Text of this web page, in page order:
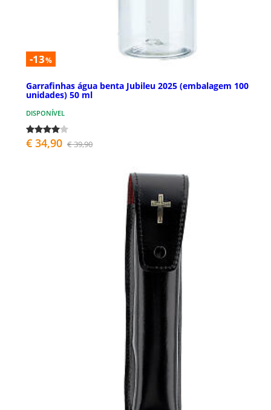
-13%
Garrafinhas água benta Jubileu 2025 (embalagem 100
unidades) 50 ml
DISPONÍVEL
€ 34,90 € 39,90